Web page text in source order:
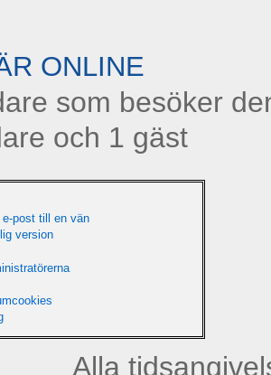
ONLINE
som besöker
och 1 gäst
post till en vän
version
Alla